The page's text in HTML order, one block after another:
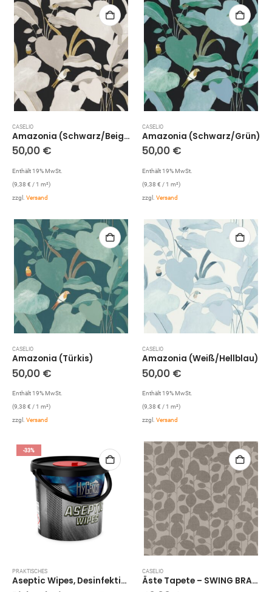
CASELIO
Amazonia (Schwarz/Beige)
50,00 €
Enthält 19% MwSt.
(9,38 € / 1 m²)
zzgl. Versand
CASELIO
Amazonia (Schwarz/Grün)
50,00 €
Enthält 19% MwSt.
(9,38 € / 1 m²)
zzgl. Versand
CASELIO
Amazonia (Türkis)
50,00 €
Enthält 19% MwSt.
(9,38 € / 1 m²)
zzgl. Versand
CASELIO
Amazonia (Weiß/Hellblau)
50,00 €
Enthält 19% MwSt.
(9,38 € / 1 m²)
zzgl. Versand
-33%
PRAKTISCHES
Aseptic Wipes, Desinfektionstücher (70 Stück)
CASELIO
Äste Tapete – SWING BRANCHAGE SNG68931729 (Eisgrau)